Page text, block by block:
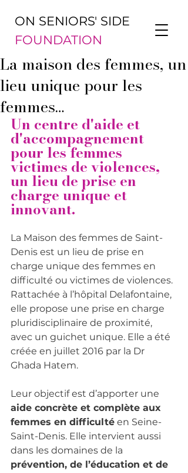
ON SENIORS' SIDE
FOUNDATION
La maison des femmes, un
lieu unique pour les
femmes…
Un centre d'aide et
d'accompagnement
pour les femmes
victimes de violences,
un lieu de prise en
charge unique et
innovant.
La Maison des femmes de Saint-
Denis est un lieu de prise en
charge unique des femmes en
difficulté ou victimes de violences.
Rattachée à l’hôpital Delafontaine,
elle propose une prise en charge
pluridisciplinaire de proximité,
avec un guichet unique. Elle a été
créée en juillet 2016 par la Dr
Ghada Hatem.
Leur objectif est d’apporter une
aide concrète et complète aux
femmes en difficulté en Seine-
Saint-Denis. Elle intervient aussi
dans les domaines de la
prévention, de l’éducation et de